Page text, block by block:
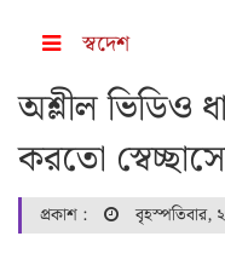
স্বদেশ
অশ্লীল ভিডিও
করতো
প্রকাশ : বৃহস্পতিবার,